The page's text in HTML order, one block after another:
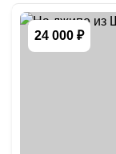
24 000 ₽